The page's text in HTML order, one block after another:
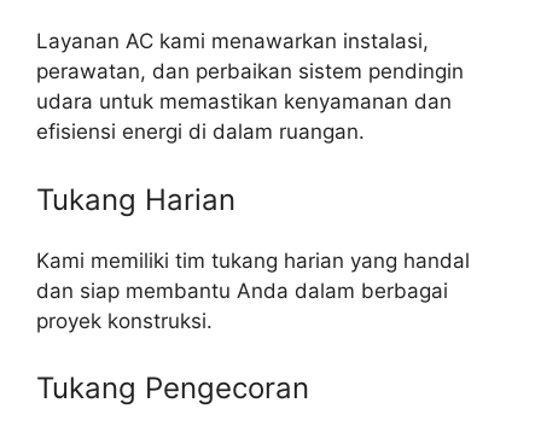
Layanan AC kami menawarkan instalasi,
perawatan, dan perbaikan sistem pendingin
udara untuk memastikan kenyamanan dan
efisiensi energi di dalam ruangan.
Tukang Harian
Kami memiliki tim tukang harian yang handal
dan siap membantu Anda dalam berbagai
proyek konstruksi.
Tukang Pengecoran